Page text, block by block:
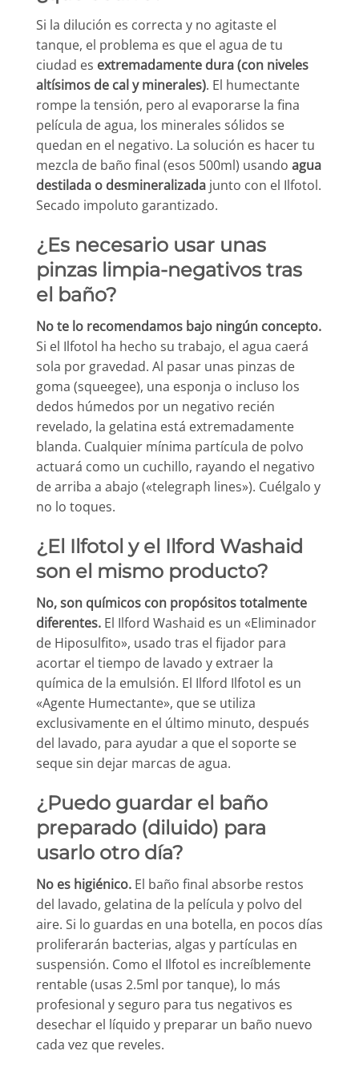
Si la dilución es correcta y no agitaste el
tanque, el problema es que el agua de tu
ciudad es extremadamente dura (con niveles
altísimos de cal y minerales). El humectante
rompe la tensión, pero al evaporarse la fina
película de agua, los minerales sólidos se
quedan en el negativo. La solución es hacer tu
mezcla de baño final (esos 500ml) usando agua
destilada o desmineralizada junto con el Ilfotol.
Secado impoluto garantizado.
¿Es necesario usar unas
pinzas limpia-negativos tras
el baño?
No te lo recomendamos bajo ningún concepto.
Si el Ilfotol ha hecho su trabajo, el agua caerá
sola por gravedad. Al pasar unas pinzas de
goma (squeegee), una esponja o incluso los
dedos húmedos por un negativo recién
revelado, la gelatina está extremadamente
blanda. Cualquier mínima partícula de polvo
actuará como un cuchillo, rayando el negativo
de arriba a abajo («telegraph lines»). Cuélgalo y
no lo toques.
¿El Ilfotol y el Ilford Washaid
son el mismo producto?
No, son químicos con propósitos totalmente
diferentes. El Ilford Washaid es un «Eliminador
de Hiposulfito», usado tras el fijador para
acortar el tiempo de lavado y extraer la
química de la emulsión. El Ilford Ilfotol es un
«Agente Humectante», que se utiliza
exclusivamente en el último minuto, después
del lavado, para ayudar a que el soporte se
seque sin dejar marcas de agua.
¿Puedo guardar el baño
preparado (diluido) para
usarlo otro día?
No es higiénico. El baño final absorbe restos
del lavado, gelatina de la película y polvo del
aire. Si lo guardas en una botella, en pocos días
proliferarán bacterias, algas y partículas en
suspensión. Como el Ilfotol es increíblemente
rentable (usas 2.5ml por tanque), lo más
profesional y seguro para tus negativos es
desechar el líquido y preparar un baño nuevo
cada vez que reveles.